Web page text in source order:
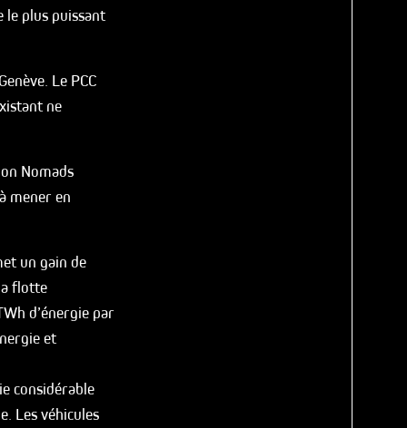
le plus puissant
Le PCC
ne
Nomads
mener en
un gain de
flotte
d’énergie par
et
considérable
Les véhicules